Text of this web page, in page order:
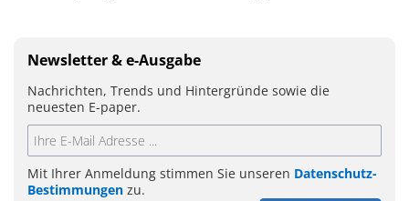
Newsletter & e-Ausgabe
Nachrichten, Trends und Hintergründe sowie die
neuesten E-paper.
Mit Ihrer Anmeldung stimmen Sie unseren Datenschutz-
Bestimmungen zu.